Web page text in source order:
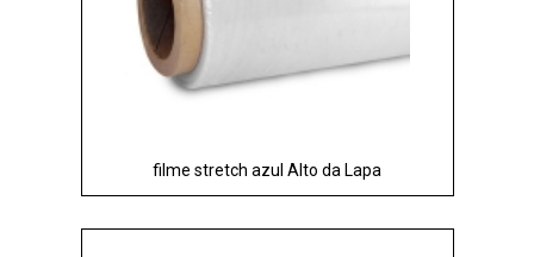
filme stretch azul Alto da Lapa